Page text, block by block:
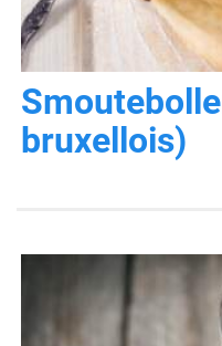
bruxellois)